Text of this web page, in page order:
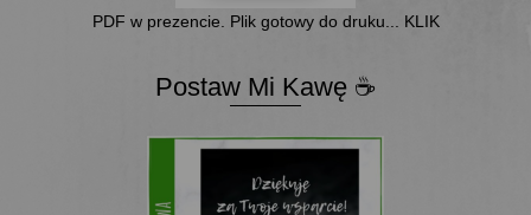
PDF w prezencie. Plik gotowy do druku... KLIK
Postaw Mi Kawę ☕